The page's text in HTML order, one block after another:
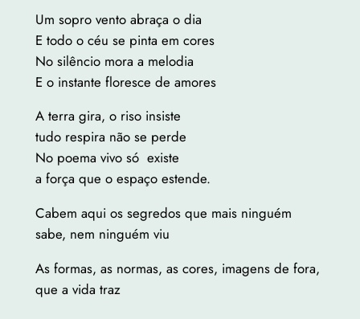
Um sopro vento abraça o dia
E todo o céu se pinta em cores
No silêncio mora a melodia
E o instante floresce de amores
A terra gira, o riso insiste
tudo respira não se perde
No poema vivo só existe
a força que o espaço estende.
Cabem aqui os segredos que mais ninguém
sabe, nem ninguém viu
As formas, as normas, as cores, imagens de fora,
que a vida traz